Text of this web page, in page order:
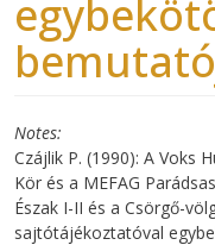
Notes
Czájlik P. (1990): A Voks
Kör és a MEFAG
Észak I-II és a Csörgő-
sajtótájékoztatóval